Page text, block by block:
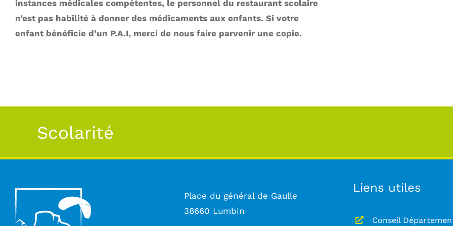
instances médicales compétentes, le personnel du restaurant scolaire
n’est pas habilité à donner des médicaments aux enfants. Si votre
enfant bénéficie d’un P.A.I, merci de nous faire parvenir une copie.
Scolarité
Place du général de Gaulle
38660 Lumbin
Liens utiles
Conseil